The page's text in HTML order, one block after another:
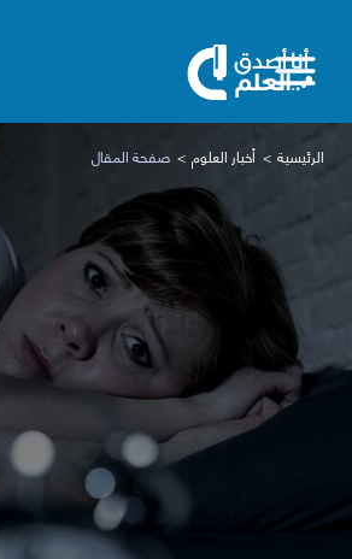
الرئيسية أخبار العلوم صفحة المقال